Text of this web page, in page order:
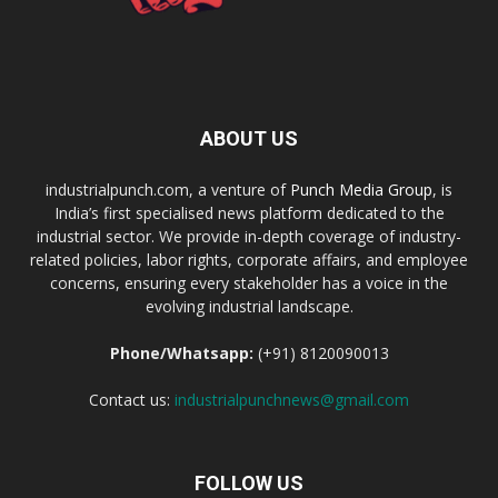
ABOUT US
industrialpunch.com, a venture of Punch Media Group, is
India’s first specialised news platform dedicated to the
industrial sector. We provide in-depth coverage of industry-
related policies, labor rights, corporate affairs, and employee
concerns, ensuring every stakeholder has a voice in the
evolving industrial landscape.
Phone/Whatsapp: (+91) 8120090013
Contact us: industrialpunchnews@gmail.com
FOLLOW US